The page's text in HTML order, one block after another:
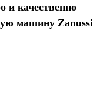
и качественно
машину Zanussi